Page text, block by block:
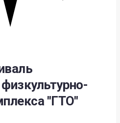
"ГТО"